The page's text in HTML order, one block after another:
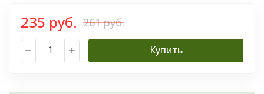
235 руб. 261 руб.
Купить